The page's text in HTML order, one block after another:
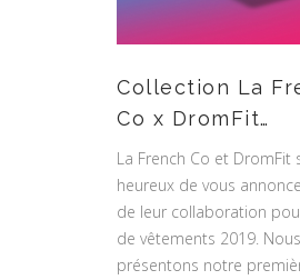
Collection La
Co x DromFit…
La French Co et DromFit
heureux de vous
de leur collaboration
de vêtements 2019.
présentons notre